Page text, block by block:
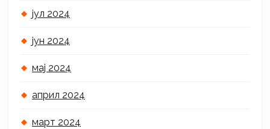
јул 2024
јун 2024
мај 2024
април 2024
март 2024